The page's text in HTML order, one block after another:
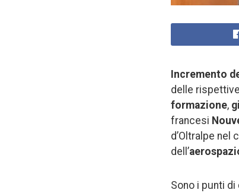
Incremento
delle
formazione,
francesi
d’Oltralpe nel
dell’
Sono i punti di